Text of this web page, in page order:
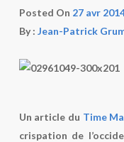
Posted On 27 avr
By : Jean-Patrick
Un article du Time
crispation de